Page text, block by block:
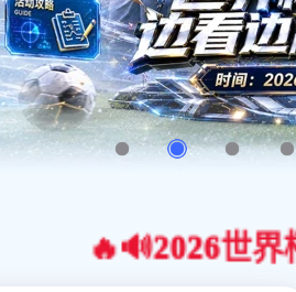
🔥🔊2026世界杯官